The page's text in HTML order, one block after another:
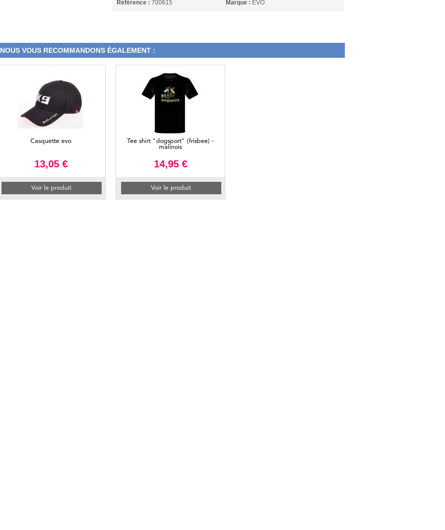
Référence : 700615 Marque : EVO
NOUS VOUS RECOMMANDONS ÉGALEMENT :
Casquette evo
13,05 €
Voir le produit
Tee shirt "dogsport" (frisbee) -
malinois
14,95 €
Voir le produit